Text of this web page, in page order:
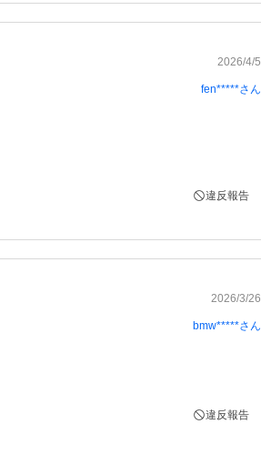
2026/4/5
fen*****さん
違反報告
2026/3/26
bmw*****さん
違反報告